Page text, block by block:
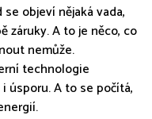
objeví nějaká vada,
záruky. A to je něco, co
nemůže.
technologie
úsporu. A to se počítá,